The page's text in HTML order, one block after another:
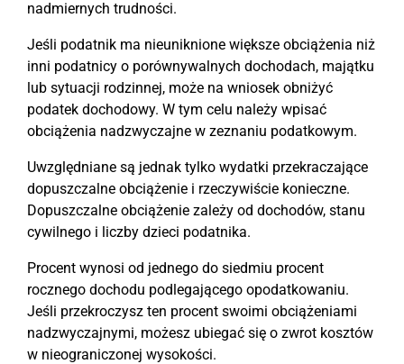
nadmiernych trudności.
Jeśli podatnik ma nieuniknione większe obciążenia niż
inni podatnicy o porównywalnych dochodach, majątku
lub sytuacji rodzinnej, może na wniosek obniżyć
podatek dochodowy. W tym celu należy wpisać
obciążenia nadzwyczajne w zeznaniu podatkowym.
Uwzględniane są jednak tylko wydatki przekraczające
dopuszczalne obciążenie i rzeczywiście konieczne.
Dopuszczalne obciążenie zależy od dochodów, stanu
cywilnego i liczby dzieci podatnika.
Procent wynosi od jednego do siedmiu procent
rocznego dochodu podlegającego opodatkowaniu.
Jeśli przekroczysz ten procent swoimi obciążeniami
nadzwyczajnymi, możesz ubiegać się o zwrot kosztów
w nieograniczonej wysokości.